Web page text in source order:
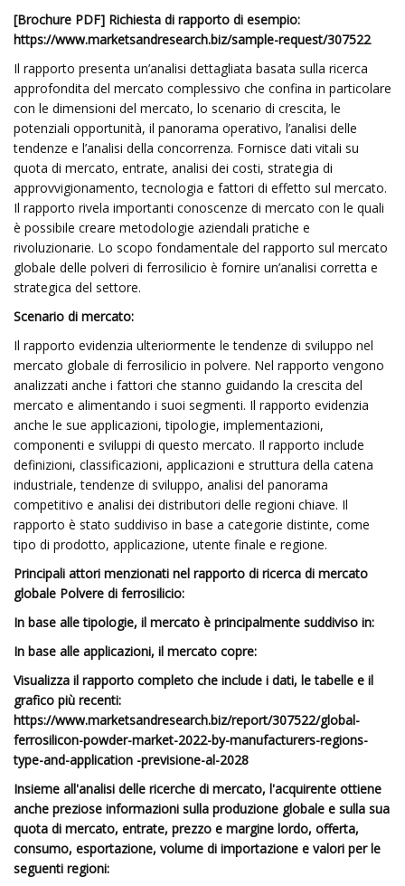
[Brochure PDF] Richiesta di rapporto di esempio:
https://www.marketsandresearch.biz/sample-request/307522
Il rapporto presenta un’analisi dettagliata basata sulla ricerca
approfondita del mercato complessivo che confina in particolare
con le dimensioni del mercato, lo scenario di crescita, le
potenziali opportunità, il panorama operativo, l’analisi delle
tendenze e l’analisi della concorrenza. Fornisce dati vitali su
quota di mercato, entrate, analisi dei costi, strategia di
approvvigionamento, tecnologia e fattori di effetto sul mercato.
Il rapporto rivela importanti conoscenze di mercato con le quali
è possibile creare metodologie aziendali pratiche e
rivoluzionarie. Lo scopo fondamentale del rapporto sul mercato
globale delle polveri di ferrosilicio è fornire un’analisi corretta e
strategica del settore.
Scenario di mercato:
Il rapporto evidenzia ulteriormente le tendenze di sviluppo nel
mercato globale di ferrosilicio in polvere. Nel rapporto vengono
analizzati anche i fattori che stanno guidando la crescita del
mercato e alimentando i suoi segmenti. Il rapporto evidenzia
anche le sue applicazioni, tipologie, implementazioni,
componenti e sviluppi di questo mercato. Il rapporto include
definizioni, classificazioni, applicazioni e struttura della catena
industriale, tendenze di sviluppo, analisi del panorama
competitivo e analisi dei distributori delle regioni chiave. Il
rapporto è stato suddiviso in base a categorie distinte, come
tipo di prodotto, applicazione, utente finale e regione.
Principali attori menzionati nel rapporto di ricerca di mercato
globale Polvere di ferrosilicio:
In base alle tipologie, il mercato è principalmente suddiviso in:
In base alle applicazioni, il mercato copre:
Visualizza il rapporto completo che include i dati, le tabelle e il
grafico più recenti:
https://www.marketsandresearch.biz/report/307522/global-
ferrosilicon-powder-market-2022-by-manufacturers-regions-
type-and-application -previsione-al-2028
Insieme all'analisi delle ricerche di mercato, l'acquirente ottiene
anche preziose informazioni sulla produzione globale e sulla sua
quota di mercato, entrate, prezzo e margine lordo, offerta,
consumo, esportazione, volume di importazione e valori per le
seguenti regioni: